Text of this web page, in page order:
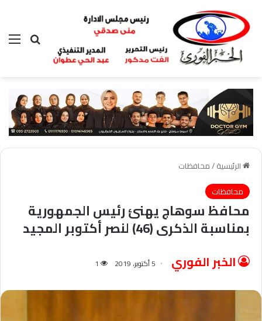
بحث عن
الرئيسية/محافظات
محافظات
محافظ سوهاج يهنئ رئيس الجمهورية
بمناسبة الذكرى (46) لنصر أكتوبر المجيد
الخبر الفوري 5 أكتوبر، 2019 1